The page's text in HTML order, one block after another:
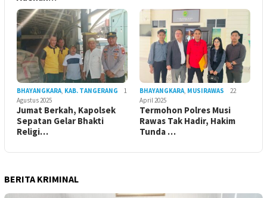
BHAYANGKARA, KAB. TANGERANG
1
Agustus 2025
Jumat Berkah, Kapolsek
Sepatan Gelar Bhakti
Religi…
BHAYANGKARA, MUSIRAWAS
22
April 2025
Termohon Polres Musi
Rawas Tak Hadir, Hakim
Tunda …
BERITA KRIMINAL